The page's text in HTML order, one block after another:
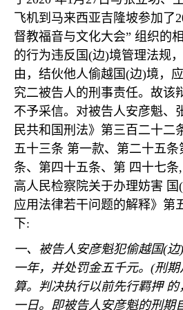
飞机到马来西亚吉隆坡参加了
督教福音与文化大会” 组织的
的行为违反国(边)境管理法规
由，结伙他人偷越国(边)境，
究二被告人的刑事责任。故该
不予采信。对被告人安彦魁、
民共和国刑法》第三百二十二
五十三条 第一款、第二十五
条、第四十五条、第 四十七条,
高人民检察院关于办理妨害 国(
应用法律若干问题的解释》第
下:
一、被告人安彦魁犯偷越国(边)
一年，并处罚金五千元。 (刑期
算。判决执行以前先行羁押 的
一日。即被告人安彦魁的刑期